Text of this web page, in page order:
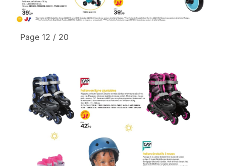
Page 12 / 20